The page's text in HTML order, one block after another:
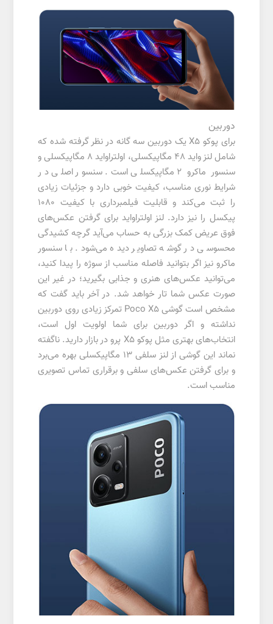
دوربین
برای پوکو X5 یک دوربین سه گانه در نظر گرفته شده که
شامل لنز واید 48 مگاپیکسلی، اولتراواید 8 مگاپیکسلی و
سنسور ماکرو 2 مگاپیکسلی است. سنسور اصلی در
شرایط نوری مناسب، کیفیت خوبی دارد و جزئیات زیادی
را ثبت می‌کند و قابلیت فیلمبرداری با کیفیت 1080
پیکسل را نیز دارد. لنز اولتراواید برای گرفتن عکس‌های
فوق عریض کمک بزرگی به حساب می‌آید گرچه کشیدگی
محسوسی در گوشه تصاویر دیده می‌شود. با سنسور
ماکرو نیز اگر بتوانید فاصله مناسب از سوژه را پیدا کنید،
می‌توانید عکس‌های هنری و جذابی بگیرید؛ در غیر این
صورت عکس شما تار خواهد شد. در آخر باید گفت که
مشخص است گوشی Poco X5 تمرکز زیادی روی دوربین
نداشته و اگر دوربین برای شما اولویت اول است،
انتخاب‌های بهتری مثل پوکو X5 پرو در بازار دارید. ناگفته
نماند این گوشی از لنز سلفی 13 مگاپیکسلی بهره می‌برد
و برای گرفتن عکس‌های سلفی و برقراری تماس تصویری
مناسب است.